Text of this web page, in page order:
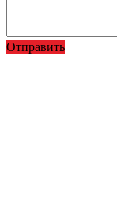
Отправить